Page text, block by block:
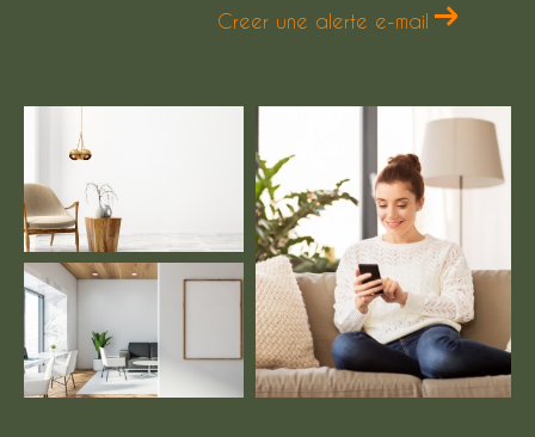
Creer une alerte e-mail
AFFINER LES CRITÈRES
TERRASSE PARKING
PISCINE
FILTRER PAR
COUPS DE COEUR EXCLUSIVITÉS